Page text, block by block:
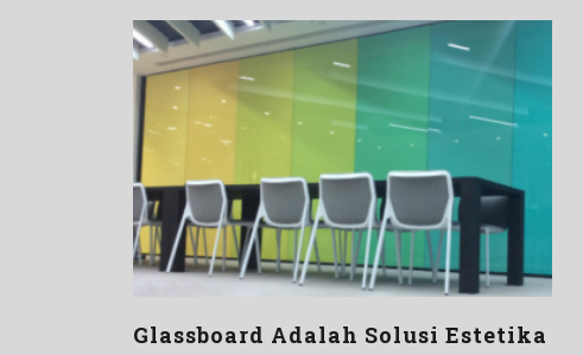
Glassboard Adalah Solusi Estetika